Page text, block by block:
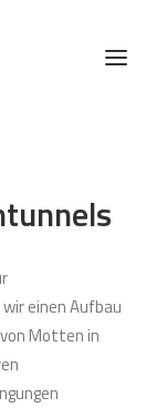
einen Aufbau
Motten in